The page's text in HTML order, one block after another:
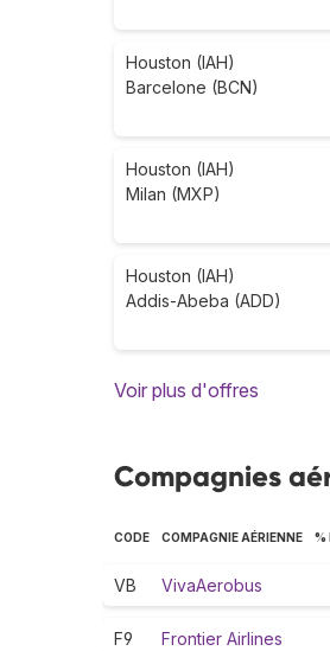
Houston (IAH)
Barcelone (BCN)
Houston (IAH)
Milan (MXP)
Houston (IAH)
Addis-Abeba (ADD)
Voir plus d'offres
Compagnies
CODE COMPAGNIE AÉRIENNE %
VB VivaAerobus
F9 Frontier Airlines